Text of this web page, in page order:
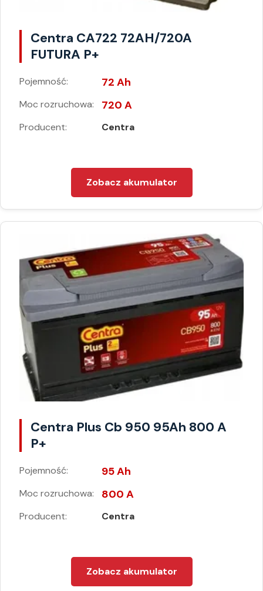
Centra CA722 72AH/720A
FUTURA P+
Pojemność: 72 Ah
Moc rozruchowa: 720 A
Producent: Centra
Zobacz akumulator
Centra Plus Cb 950 95Ah 800 A
P+
Pojemność: 95 Ah
Moc rozruchowa: 800 A
Producent: Centra
Zobacz akumulator